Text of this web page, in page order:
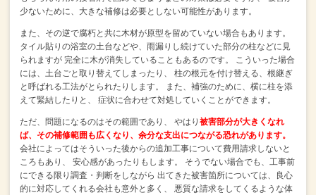
少ないために、大きな補修は必要としない可能性があります。
また、その逆で腐朽と共に木材が原型を留めていない場合もあります。
タイル貼りの浴室の土台などや、雨漏りし続けていた部分の柱などに見
られますが 完全に木が消失していることもあるのです。
こういった場合
には、土台ごと取り替えてしまったり、
柱の根元を付け替える、根継ぎ
と呼ばれる工法がとられたりします。
また、補強のために、横に柱を添
えて緊結したりと、
症状に合わせて対処していくことができます。
ただ、問題になるのはその範囲であり、 やはり 被害部分が大きくなれ
ば、その補修範囲も広くなり、余分な支出につながる恐れがあります。
会社によってはそういった後からの追加工事について費用請求しないと
ころもあり、
安心感があったりもします。
そうでない場合でも、工事前
にできる限り調査・判断をしながら 出てきた被害箇所については、良心
的に対応してくれる会社も意外と多く、
悪質な請求をしてくるような体